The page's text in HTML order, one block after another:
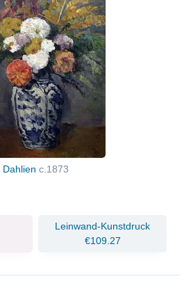
Dahlien c.1873
Leinwand-Kunstdruck
€109.27